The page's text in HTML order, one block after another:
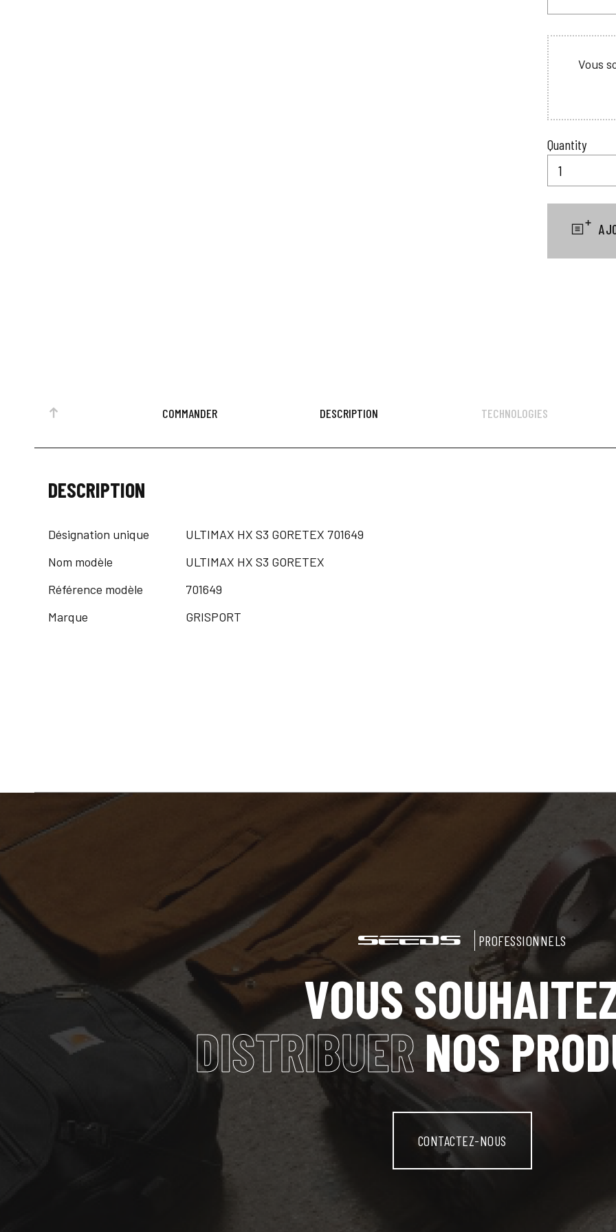
Vous
Quantity
COMMANDER DESCRIPTION TECHNOLOGIES
DESCRIPTION
Désignation unique
ULTIMAX HX S3 GORETEX 701649
Nom modèle
ULTIMAX HX S3 GORETEX
Référence modèle
701649
Marque
GRISPORT
PROFESSIONNELS
VOUS
DISTRIBUERNOS
CONTACTEZ-NOUS